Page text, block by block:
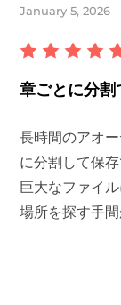
January 5, 2026
章ごとに分割
長時間のアオ
に分割して保
巨大なファイ
場所を探す手間